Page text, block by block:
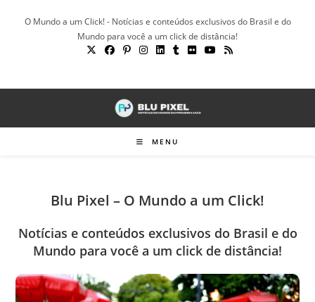
O Mundo a um Click! - Notícias e conteúdos exclusivos do Brasil e do
Mundo para você a um click de distância!
MENU
Blu Pixel – O Mundo a um Click!
Notícias e conteúdos exclusivos do Brasil e do
Mundo para você a um click de distância!